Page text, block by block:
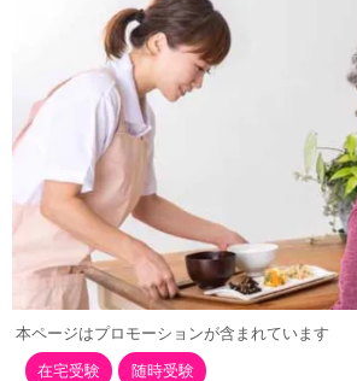
本ページはプロモーションが含まれています
在宅受験 随時受験